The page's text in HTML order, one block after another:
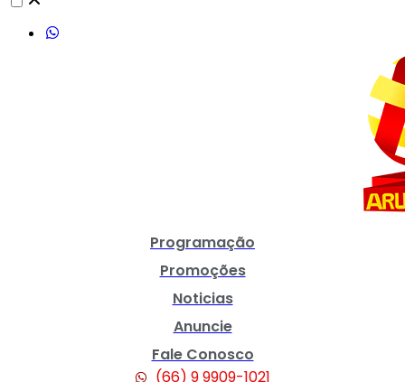
Programação
Promoções
Noticias
Anuncie
Fale Conosco
(66) 9 9909-1021